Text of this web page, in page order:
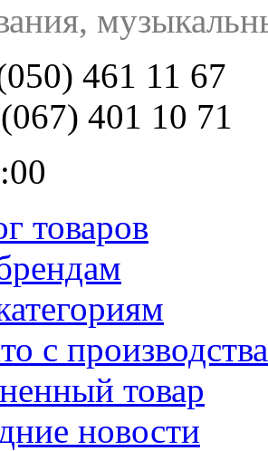
461 11 67
(067) 401 10 71
товаров
с производства
товар
новости